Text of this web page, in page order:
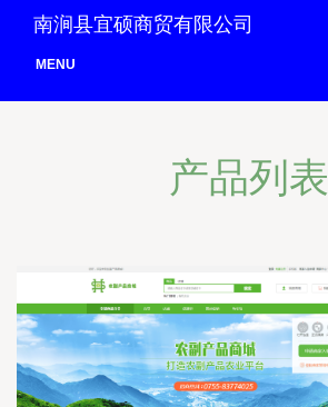
南涧县宜硕商贸有限公司
MENU
产品列表